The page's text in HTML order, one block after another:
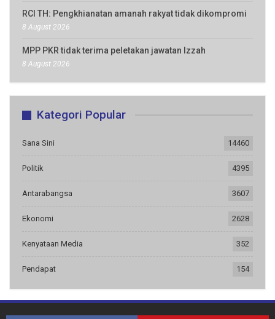
RCI TH: Pengkhianatan amanah rakyat tidak dikompromi
8 August 2026
MPP PKR tidak terima peletakan jawatan Izzah
8 August 2026
Kategori Popular
Sana Sini 14460
Politik 4395
Antarabangsa 3607
Ekonomi 2628
Kenyataan Media 352
Pendapat 154